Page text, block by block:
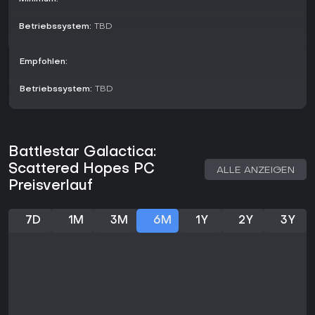
Das Spiel ist ein reines Singleplayer-Roguelite: Jede
prozedural generierte Sektoren. Ihr startet mit einem Gunstar,
Progression. Demos demonstrieren das Konzept und lassen
frühe Sektoren sowie Basis-Freischaltungen testen.
Key Features and Mechanics
Mechaniken. Ihr schaltet verschiedene Gunstar-Typen und
Staffel-Zusammensetzungen frei, was an strategische
Betriebssystem: TBD
Empfohlen:
Betriebssystem: TBD
Battlestar Galactica:
Scattered Hopes PC
Preisverlauf
ALLE ANZEIGEN
7D 1M 3M 6M 1Y 2Y 3Y